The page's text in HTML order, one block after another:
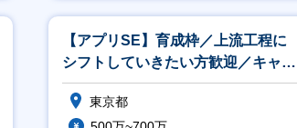
【アプリSE】育成枠／上流工程に
シフトしていきたい方歓迎／キャリ
アアップ支援充実
東京都